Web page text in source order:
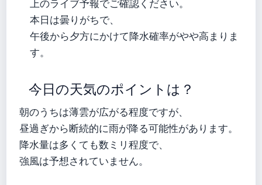
上のライブ予報でご確認ください。
本日は曇りがちで、
午後から夕方にかけて降水確率がやや高まりま
す。
今日の天気のポイントは？
朝のうちは薄雲が広がる程度ですが、
昼過ぎから断続的に雨が降る可能性があります。
降水量は多くても数ミリ程度で、
強風は予想されていません。